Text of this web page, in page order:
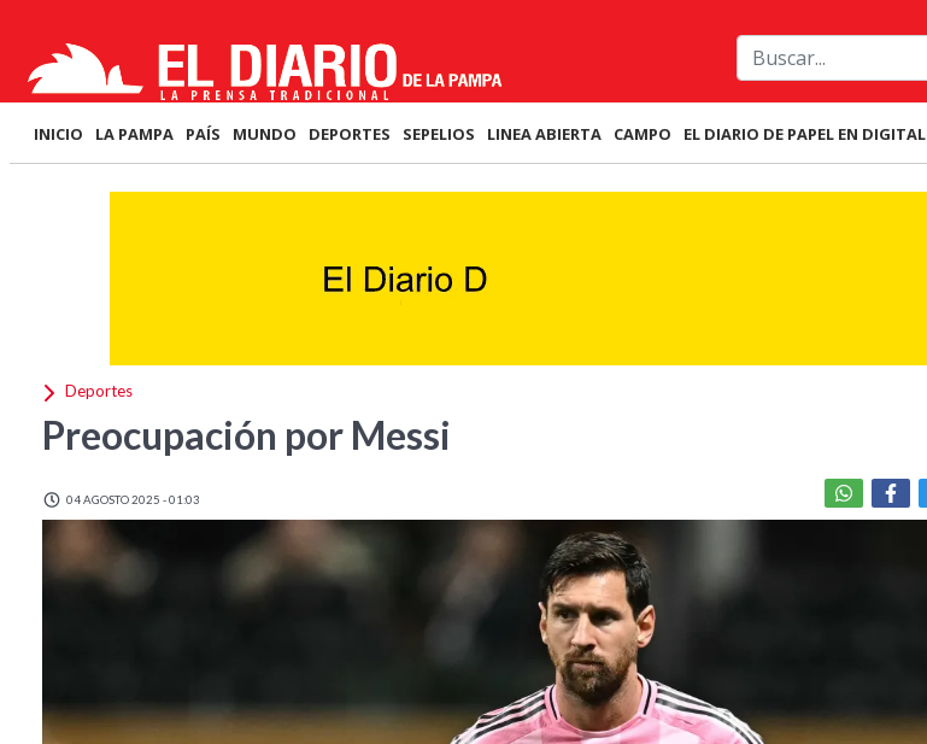
INICIO LA PAMPA PAÍS MUNDO DEPORTES SEPELIOS LINEA ABIERTA CAMPO EL DIARIO DE PAPEL EN DIGITAL
Deportes
Preocupación por Messi
04 AGOSTO 2025 - 01:03